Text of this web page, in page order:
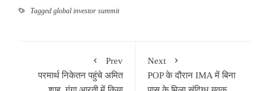
Tagged global investor summit
Prev
परमार्थ निकेतन पहुंचे अमित
Next
POP के दौरान IMA में बिना